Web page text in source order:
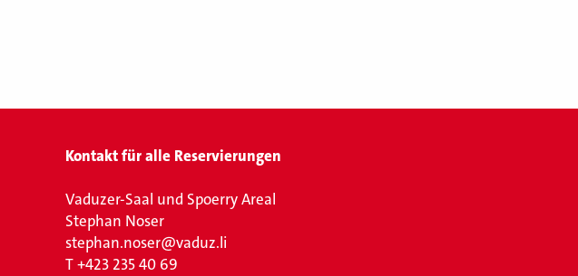
Kontakt für alle Reservierungen
Vaduzer-Saal und Spoerry Areal
Stephan Noser
stephan.noser@vaduz.li
T+423 235 40 69